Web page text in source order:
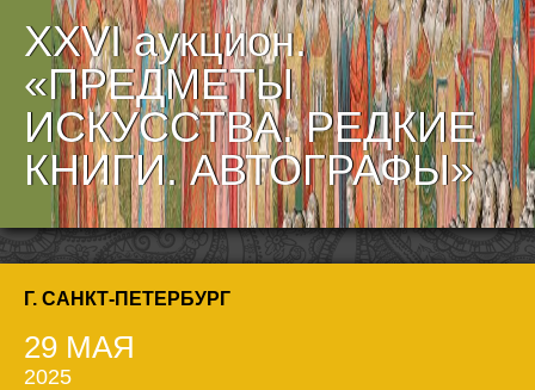
XXVI аукцион.
«ПРЕДМЕТЫ
ИСКУССТВА. РЕДКИЕ
КНИГИ. АВТОГРАФЫ»
Г. САНКТ-ПЕТЕРБУРГ
29 МАЯ
2025